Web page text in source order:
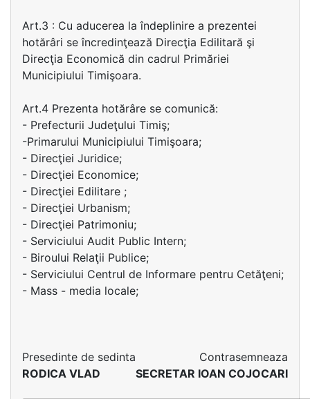
Art.3 : Cu aducerea la îndeplinire a prezentei
hotărâri se încredinţează Direcţia Edilitară şi
Direcţia Economică din cadrul Primăriei
Municipiului Timişoara.
Art.4 Prezenta hotărâre se comunică:
- Prefecturii Judeţului Timiş;
-Primarului Municipiului Timişoara;
- Direcţiei Juridice;
- Direcţiei Economice;
- Direcţiei Edilitare ;
- Direcţiei Urbanism;
- Direcţiei Patrimoniu;
- Serviciului Audit Public Intern;
- Biroului Relaţii Publice;
- Serviciului Centrul de Informare pentru Cetăţeni;
- Mass - media locale;
Presedinte de sedinta
RODICA VLAD
Contrasemneaza
SECRETAR IOAN COJOCARI